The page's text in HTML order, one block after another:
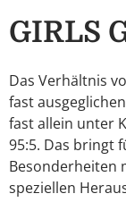
GIRLS
Das Verhältnis
fast
fast allein unter
95:5. Das bringt
Besonderheiten
speziellen